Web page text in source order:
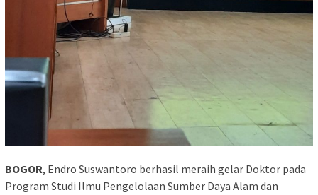
BOGOR, Endro Suswantoro berhasil meraih gelar Doktor pada
Program Studi Ilmu Pengelolaan Sumber Daya Alam dan